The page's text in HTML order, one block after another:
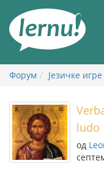
садржају
Форум Језичке игре
ludo
од